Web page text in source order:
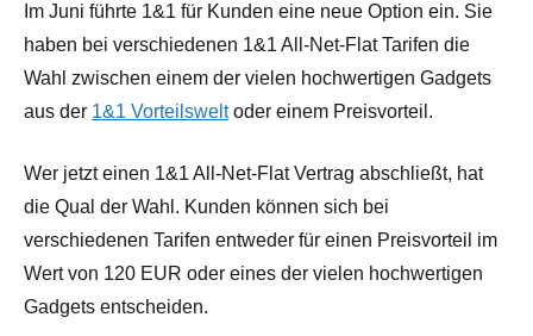
Im Juni führte 1&1 für Kunden eine neue Option ein. Sie
haben bei verschiedenen 1&1 All-Net-Flat Tarifen die
Wahl zwischen einem der vielen hochwertigen Gadgets
aus der 1&1 Vorteilsweltoder einem Preisvorteil.
Wer jetzt einen 1&1 All-Net-Flat Vertrag abschließt, hat
die Qual der Wahl. Kunden können sich bei
verschiedenen Tarifen entweder für einen Preisvorteil im
Wert von 120 EUR oder eines der vielen hochwertigen
Gadgets entscheiden.